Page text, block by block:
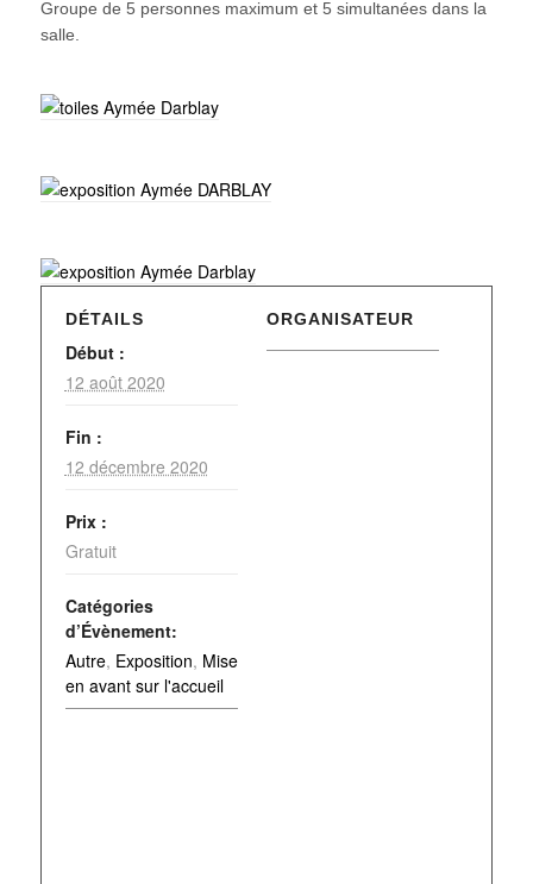
Groupe de 5 personnes maximum et 5 simultanées dans la
salle.
DÉTAILS
Début :
12 août 2020
Fin :
12 décembre 2020
Prix :
Gratuit
Catégories
d’Évènement:
Autre, Exposition, Mise
en avant sur l'accueil
ORGANISATEUR